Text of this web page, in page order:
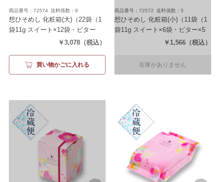
商品番号：72574 送料係数：8
想ひそめし 化粧箱(大)（22袋（1
袋11g スイート×12袋・ビター
￥3,078 （税込）
買い物かごに入れる
商品番号：72572 送料係数：5
想ひそめし 化粧箱(小)（11袋（1
袋11g スイート×6袋・ビター×5
￥1,566 （税込）
在庫がありません